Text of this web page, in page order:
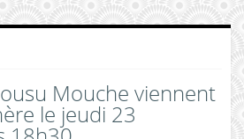
Mouche viennent
le jeudi 23